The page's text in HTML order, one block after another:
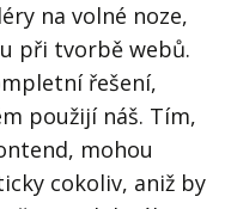
na volné noze,
při tvorbě webů.
řešení,
použijí náš. Tím,
mohou
cokoliv, aniž by